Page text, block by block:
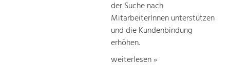
der Suche nach
MitarbeiterInnen unterstützen
und die Kundenbindung
erhöhen.
weiterlesen »